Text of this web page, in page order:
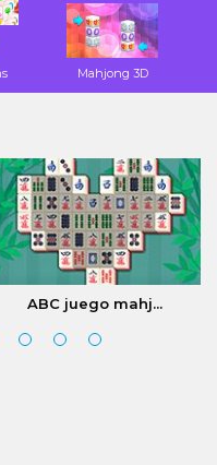
Mahjong 3D
ABC juego mahj...